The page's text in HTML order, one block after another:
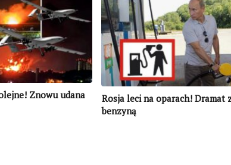
Znowu udana
Rosja leci na oparach! Dramat
benzyną